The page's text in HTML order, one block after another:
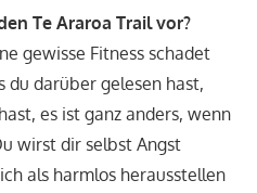
Te Araroa Trail vor?
gewisse Fitness schadet
du darüber gelesen hast,
es ist ganz anders, wenn
wirst dir selbst Angst
als harmlos herausstellen